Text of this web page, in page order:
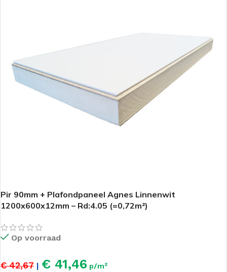
Pir 90mm + Plafondpaneel Agnes Linnenwit
1200x600x12mm – Rd:4.05 (=0,72m²)
Op voorraad
€ 42,67 | € 41,46 p/m²